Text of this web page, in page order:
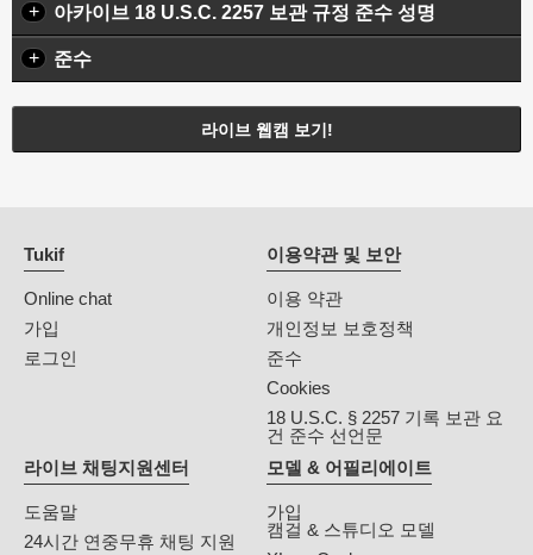
+ 아카이브 18 U.S.C. 2257 보관 규정 준수 성명
+ 준수
라이브 웹캠 보기!
Tukif
Online chat
가입
로그인
이용약관 및 보안
이용 약관
개인정보 보호정책
준수
Cookies
18 U.S.C. § 2257 기록 보관 요
건 준수 선언문
라이브 채팅지원센터
도움말
24시간 연중무휴 채팅 지원
모델 & 어필리에이트
가입
캠걸 & 스튜디오 모델